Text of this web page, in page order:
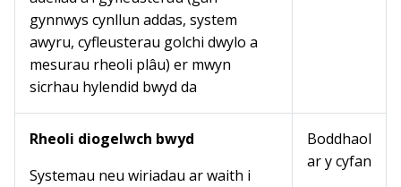
gynnwys cynllun addas, system
awyru, cyfleusterau golchi dwylo a
mesurau rheoli plâu) er mwyn
sicrhau hylendid bwyd da
Rheoli diogelwch bwyd
Systemau neu wiriadau ar waith i
Boddhaol
ar y cyfan